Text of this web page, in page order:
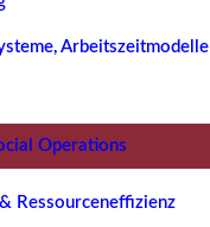
Arbeitszeitmodelle
Operations
Ressourceneffizienz